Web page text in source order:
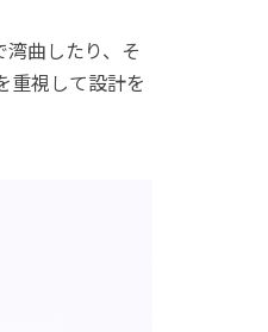
曲したり、そ
重視して設計を